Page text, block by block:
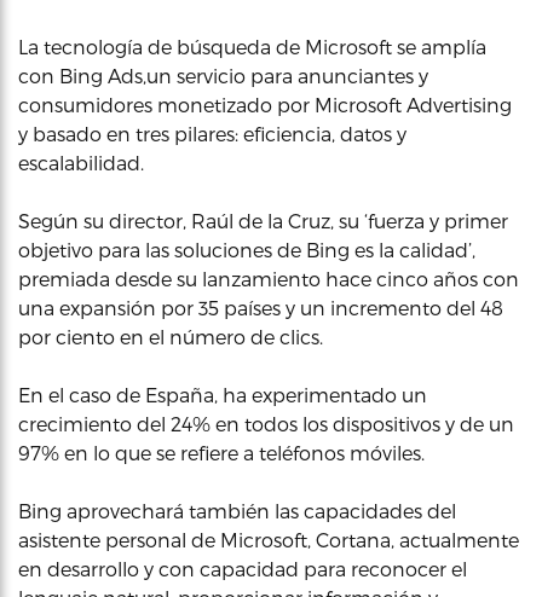
La tecnología de búsqueda de Microsoft se amplía
con Bing Ads,un servicio para anunciantes y
consumidores monetizado por Microsoft Advertising
y basado en tres pilares: eficiencia, datos y
escalabilidad.
Según su director, Raúl de la Cruz, su ‘fuerza y primer
objetivo para las soluciones de Bing es la calidad’,
premiada desde su lanzamiento hace cinco años con
una expansión por 35 países y un incremento del 48
por ciento en el número de clics.
En el caso de España, ha experimentado un
crecimiento del 24% en todos los dispositivos y de un
97% en lo que se refiere a teléfonos móviles.
Bing aprovechará también las capacidades del
asistente personal de Microsoft, Cortana, actualmente
en desarrollo y con capacidad para reconocer el